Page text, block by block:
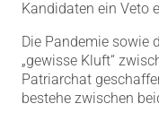
Kandidaten ein Veto
Die Pandemie sowie
„gewisse Kluft“
Patriarchat
bestehe zwischen